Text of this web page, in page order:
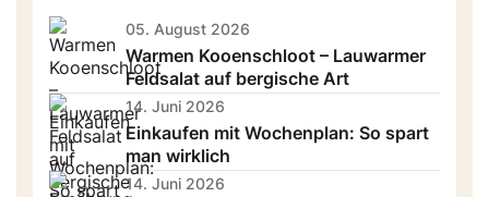
05. August 2026
Warmen Kooenschloot – Lauwarmer
Feldsalat auf bergische Art
14. Juni 2026
Einkaufen mit Wochenplan: So spart
man wirklich
14. Juni 2026